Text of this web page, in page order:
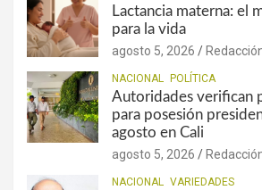
Lactancia materna: el
para la vida
agosto 5, 2026
NACIONAL POLÍTICA
Autoridades verifican
para posesión
agosto en Cali
agosto 5, 2026
NACIONAL VARIEDADES